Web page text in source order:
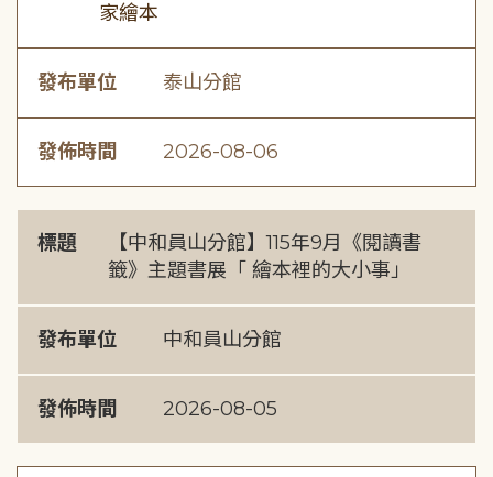
家繪本
發布單位 泰山分館
發佈時間 2026-08-06
標題
【中和員山分館】115年9月《閱讀書
籤》主題書展「 繪本裡的大小事」
發布單位 中和員山分館
發佈時間 2026-08-05